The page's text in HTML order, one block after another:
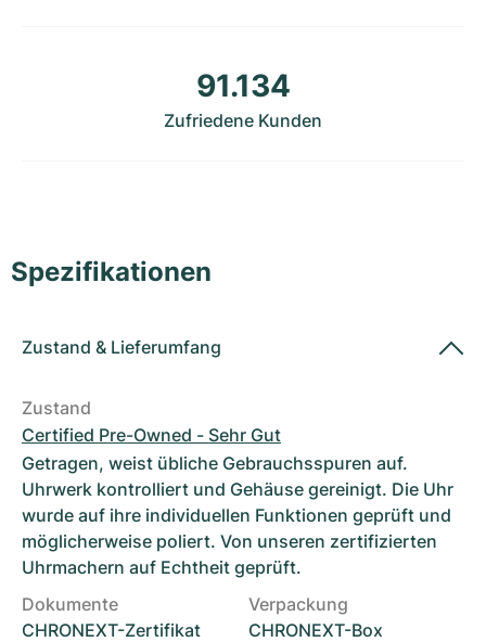
91.134
Zufriedene Kunden
Spezifikationen
Zustand & Lieferumfang
Zustand
Certified Pre-Owned - Sehr Gut
Getragen, weist übliche Gebrauchsspuren auf.
Uhrwerk kontrolliert und Gehäuse gereinigt. Die Uhr
wurde auf ihre individuellen Funktionen geprüft und
möglicherweise poliert. Von unseren zertifizierten
Uhrmachern auf Echtheit geprüft.
Dokumente
CHRONEXT-Zertifikat
Verpackung
CHRONEXT-Box